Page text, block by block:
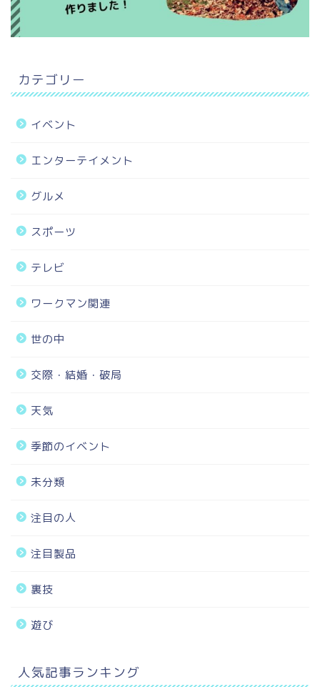
カテゴリー
イベント
エンターテイメント
グルメ
スポーツ
テレビ
ワークマン関連
世の中
交際・結婚・破局
天気
季節のイベント
未分類
注目の人
注目製品
裏技
遊び
人気記事ランキング